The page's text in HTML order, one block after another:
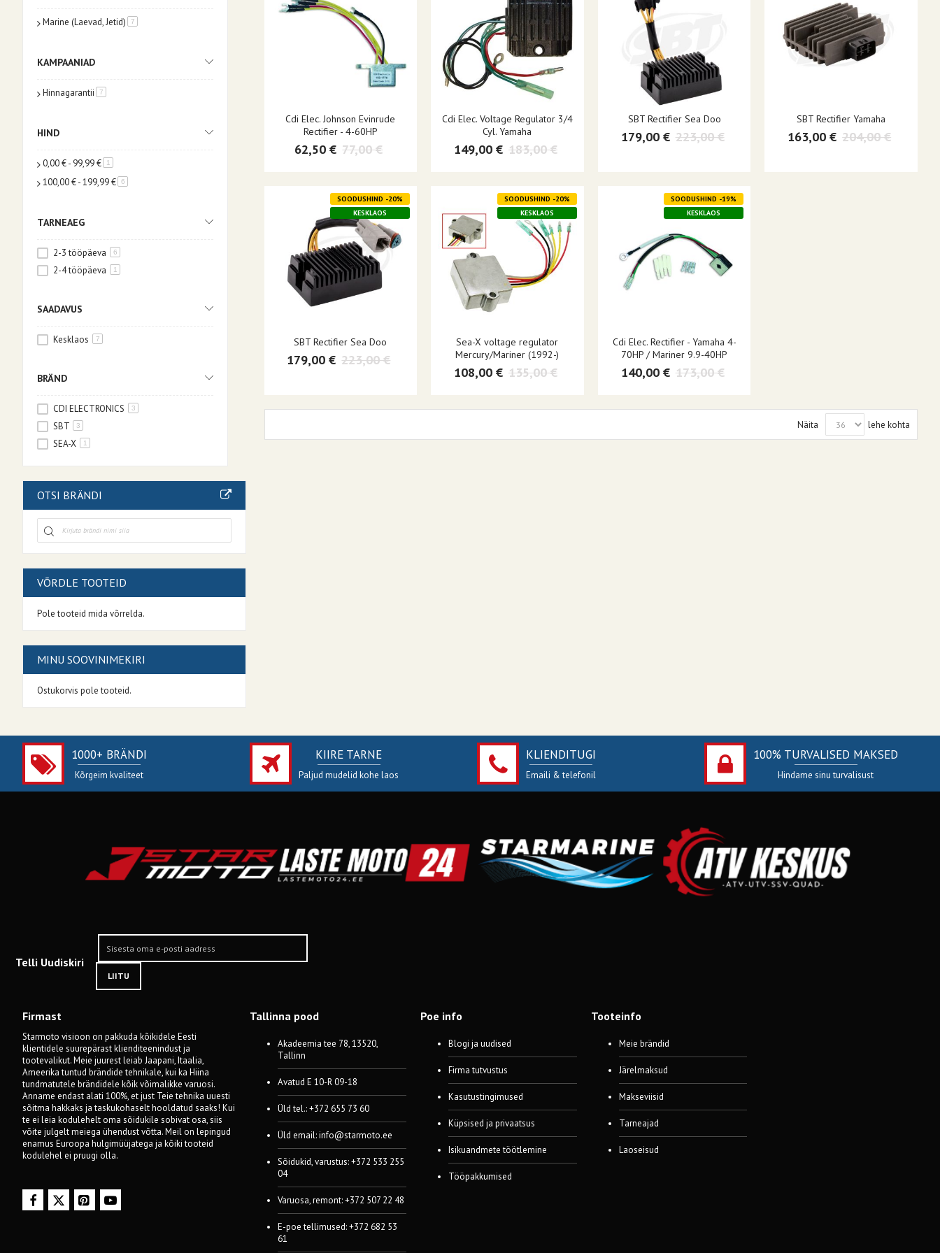
Cdi Elec. Johnson Evinrude
Rectifier - 4-60HP
62,50 € 77,00 €
Cdi Elec. Voltage Regulator 3/4
Cyl. Yamaha
149,00 € 183,00 €
SBT Rectifier Sea Doo
179,00 € 223,00 €
SBT Rectifier Yamaha
163,00 € 204,00 €
SOODUSHIND -20%
KESKLAOS
SBT Rectifier Sea Doo
179,00 € 223,00 €
SOODUSHIND -20%
KESKLAOS
Sea-X voltage regulator
Mercury/Mariner (1992-)
108,00 € 135,00 €
SOODUSHIND -19%
KESKLAOS
Cdi Elec. Rectifier - Yamaha 4-
70HP / Mariner 9.9-40HP
140,00 € 173,00 €
Näita lehe kohta
Marine (Laevad, Jetid) 7toode
KAMPAANIAD
Hinnagarantii 7toode
HIND
0,00 €- 99,99 € 1
100,00 €-199,99 € 6toode
TARNEAEG
2-3 tööpäeva 6
2-4 tööpäeva 1
SAADAVUS
Kesklaos 7
BRÄND
CDI ELECTRONICS 3
SBT 3
SEA-X 1
OTSI BRÄNDI
VÕRDLE TOOTEID
Pole tooteid mida võrrelda.
MINU SOOVINIMEKIRI
Ostukorvis pole tooteid.
1000+ BRÄNDI
Kõrgeim kvaliteet
KIIRE TARNE
Paljud mudelid kohe laos
KLIENDITUGI
Emaili & telefonil
100% TURVALISED MAKSED
Hindame sinu turvalisust
Telli Uudiskiri
LIITU
Firmast
Starmoto visioon on pakkuda kõikidele Eesti
klientidele suurepärast klienditeenindust ja
tootevalikut. Meie juurest leiab Jaapani, Itaalia,
Ameerika tuntud brändide tehnikale, kui ka Hiina
tundmatutele brändidele kõik võimalikke varuosi.
Anname endast alati 100%, et just Teie tehnika uuesti
sõitma hakkaks ja taskukohaselt hooldatud saaks! Kui
te ei leia kodulehelt oma sõidukile sobivat osa, siis
võite julgelt meiega ühendust võtta. Meil on lepingud
enamus Euroopa hulgimüüjatega ja kõiki tooteid
kodulehel ei pruugi olla.
Tallinna pood
Akadeemia tee 78, 13520,
Tallinn
Avatud E 10-R 09-18
Üld tel.: +372 655 73 60
Üld email:info@starmoto.ee
Sõidukid, varustus: +372 533 255
04
Varuosa, remont: +372 507 22 48
E-poe tellimused: +372 682 53
61
Poe info
Blogi ja uudised
Firma tutvustus
Kasutustingimused
Küpsised ja privaatsus
Isikuandmete töötlemine
Tööpakkumised
Tooteinfo
Meie brändid
Järelmaksud
Makseviisid
Tarneajad
Laoseisud